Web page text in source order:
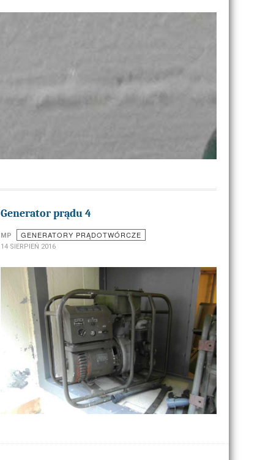
Generator prądu 4
MP GENERATORY PRĄDOTWÓRCZE
14 SIERPIEŃ 2016